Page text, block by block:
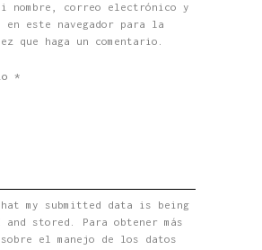
nombre, correo electrónico y
este navegador para la
que haga un comentario.
my submitted data is being
stored. Para obtener más
el manejo de los datos